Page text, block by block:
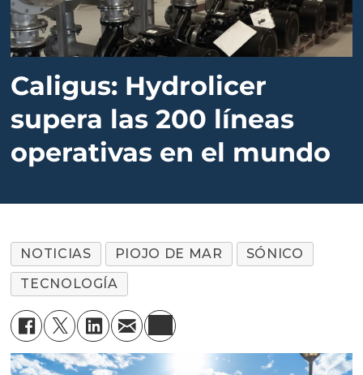
Caligus: Hydrolicer
supera las 200 líneas
operativas en el mundo
NOTICIAS PIOJO DE MAR
SÓNICO
TECNOLOGÍA